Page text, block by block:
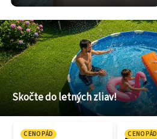
Skočte do letných zliav!
CENOPÁD CENOPÁD